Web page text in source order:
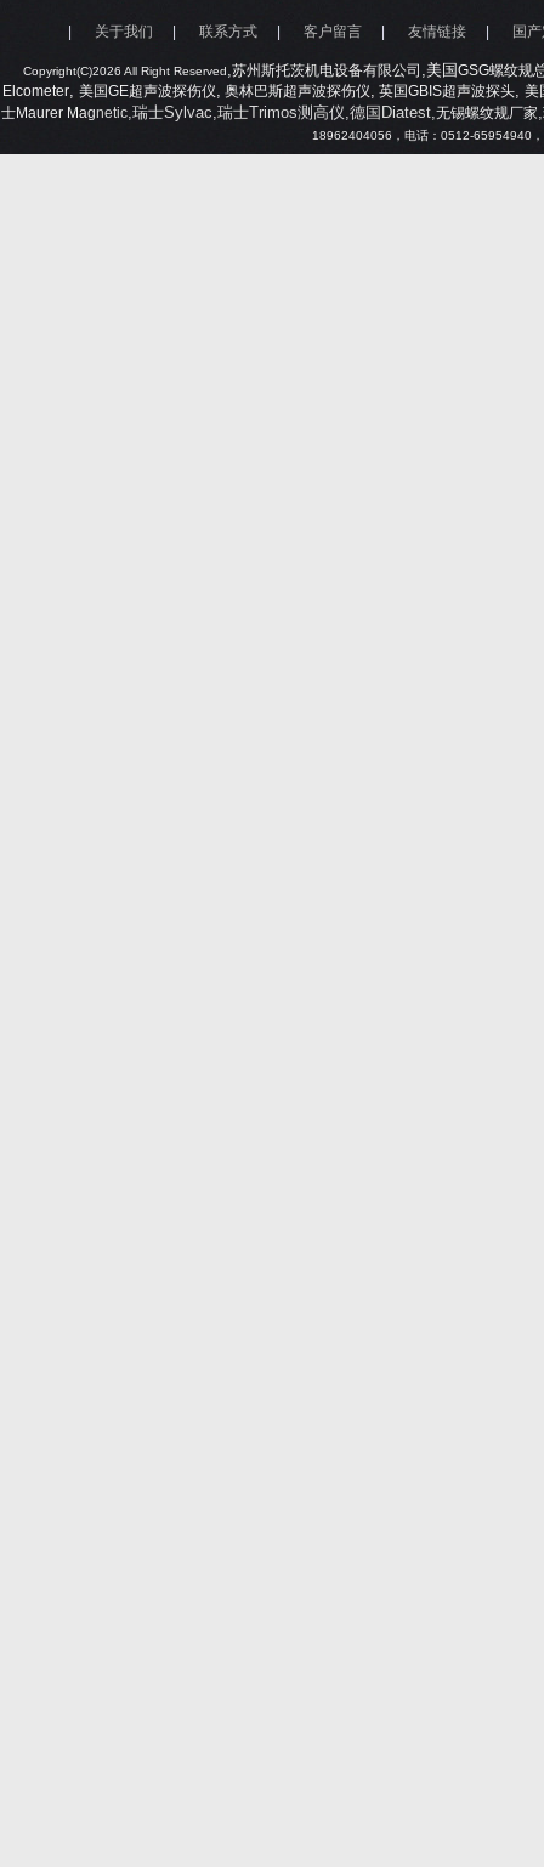
Copyright(C)2026 All Right Reserved,苏州斯托茨机电设备有限公司 ,美国GSG螺纹规
Elcometer,美国GE超声波探伤仪, 奥林巴斯超声波探伤仪, 英国GBIS超声波探头,美
士Maurer Magnetic,瑞士Sylvac,瑞士Trimos测高仪,德国Diatest,无锡螺纹规厂家,
18962404056 ，电话： 0512-65954940
关于我们 联系方式 客户留言 友情链接 国